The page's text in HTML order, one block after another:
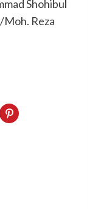
Shohibul
Moh. Reza